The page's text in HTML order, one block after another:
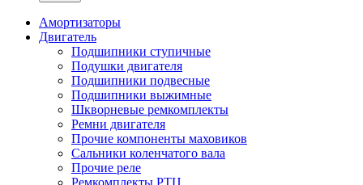
Амортизаторы
Двигатель
Подшипники ступичные
Подушки двигателя
Подшипники подвесные
Подшипники выжимные
Шкворневые ремкомплекты
Ремни двигателя
Прочие компоненты маховиков
Сальники коленчатого вала
Прочие реле
Ремкомплекты РТЦ